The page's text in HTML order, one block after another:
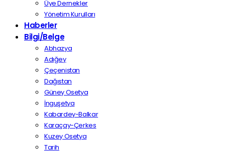
Üye Dernekler
Yönetim Kurulları
Haberler
Bilgi/Belge
Abhazya
Adığey
Çeçenistan
Dağıstan
Güney Osetya
İnguşetya
Kabardey-Balkar
Karaçay-Çerkes
Kuzey Osetya
Tarih